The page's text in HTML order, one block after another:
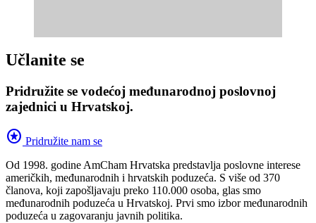
Učlanite se
Pridružite se vodećoj međunarodnoj poslovnoj
zajednici u Hrvatskoj.
stars Pridružite nam se
Od 1998. godine AmCham Hrvatska predstavlja poslovne interese
američkih, međunarodnih i hrvatskih poduzeća. S više od 370
članova, koji zapošljavaju preko 110.000 osoba, glas smo
međunarodnih poduzeća u Hrvatskoj. Prvi smo izbor međunarodnih
poduzeća u zagovaranju javnih politika.